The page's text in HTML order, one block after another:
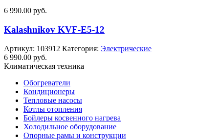
6 990.00 руб.
Kalashnikov KVF-E5-12
Артикул: 103912 Категория: Электрические
6 990.00 руб.
Климатическая техника
Обогреватели
Кондиционеры
Тепловые насосы
Котлы отопления
Бойлеры косвенного нагрева
Холодильное оборудование
Опорные рамы и конструкции